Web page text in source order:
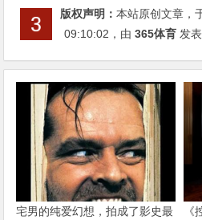
版权声明：本站原创文章，
09:10:02 ，由365体育 发
宅男的纯爱幻想，拍成了影史最